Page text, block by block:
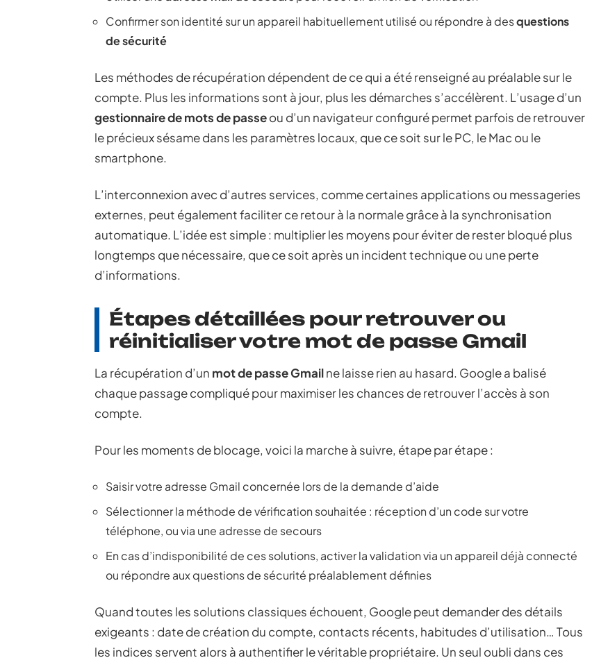
Confirmer son identité sur un appareil habituellement utilisé ou répondre à desquestions
de sécurité
Les méthodes de récupération dépendent de ce qui a été renseigné au préalable sur le
compte. Plus les informations sont à jour, plus les démarches s’accélèrent. L’usage d’un
gestionnaire de mots de passeou d’un navigateur configuré permet parfois de retrouver
le précieux sésame dans les paramètres locaux, que ce soit sur le PC, le Mac ou le
smartphone.
L’interconnexion avec d’autres services, comme certaines applications ou messageries
externes, peut également faciliter ce retour à la normale grâce à la synchronisation
automatique. L’idée est simple : multiplier les moyens pour éviter de rester bloqué plus
longtemps que nécessaire, que ce soit après un incident technique ou une perte
d’informations.
Étapes détaillées pour retrouver ou
réinitialiser votre mot de passe Gmail
La récupération d’un mot de passe Gmailne laisse rien au hasard. Google a balisé
chaque passage compliqué pour maximiser les chances de retrouver l’accès à son
compte.
Pour les moments de blocage, voici la marche à suivre, étape par étape :
Saisir votre adresse Gmail concernée lors de la demande d’aide
Sélectionner la méthode de vérification souhaitée : réception d’un code sur votre
téléphone, ou via une adresse de secours
En cas d’indisponibilité de ces solutions, activer la validation via un appareil déjà connecté
ou répondre aux questions de sécurité préalablement définies
Quand toutes les solutions classiques échouent, Google peut demander des détails
exigeants : date de création du compte, contacts récents, habitudes d’utilisation… Tous
les indices servent alors à authentifier le véritable propriétaire. Un seul oubli dans ces